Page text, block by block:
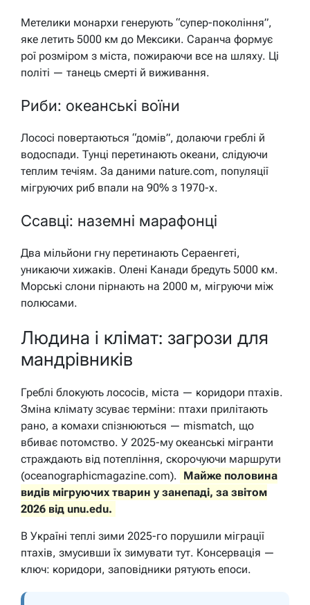
Метелики монархи генерують “супер-покоління”,
яке летить 5000 км до Мексики. Саранча формує
рої розміром з міста, пожираючи все на шляху. Ці
політі — танець смерті й виживання.
Риби: океанські воїни
Лососі повертаються “домів”, долаючи греблі й
водоспади. Тунці перетинають океани, слідуючи
теплим течіям. За даними nature.com, популяції
мігруючих риб впали на 90% з 1970-х.
Ссавці: наземні марафонці
Два мільйони гну перетинають Сераенгеті,
уникаючи хижаків. Олені Канади бредуть 5000 км.
Морські слони пірнають на 2000 м, мігруючи між
полюсами.
Людина і клімат: загрози для
мандрівників
Греблі блокують лососів, міста — коридори птахів.
Зміна клімату зсуває терміни: птахи прилітають
рано, а комахи спізнюються — mismatch, що
вбиває потомство. У 2025-му океанські мігранти
страждають від потепління, скорочуючи маршрути
(oceanographicmagazine.com). Майже половина
видів мігруючих тварин у занепаді, за звітом
2026 від unu.edu.
В Україні теплі зими 2025-го порушили міграції
птахів, змусивши їх зимувати тут. Консервація —
ключ: коридори, заповідники рятують епоси.